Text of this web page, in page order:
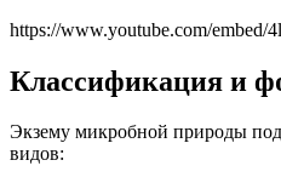
https://www.youtube.com/embed/
Классификация и
Экзему микробной природы
видов: